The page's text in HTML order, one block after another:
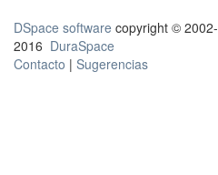
DSpace software copyright © 2002-
2016 DuraSpace
Contacto | Sugerencias